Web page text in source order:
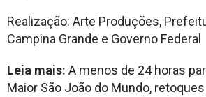
Realização: Arte Produções,
Campina Grande e Governo Federal
Leia mais: A menos de 24 horas
Maior São João do Mundo,